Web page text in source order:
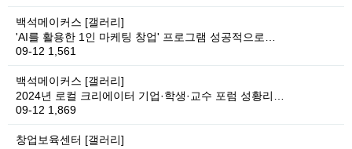
백석메이커스 [갤러리]
'AI를 활용한 1인 마케팅 창업' 프로그램 성공적으로…
09-12 1,561
백석메이커스 [갤러리]
2024년 로컬 크리에이터 기업·학생·교수 포럼 성황리…
09-12 1,869
창업보육센터 [갤러리]